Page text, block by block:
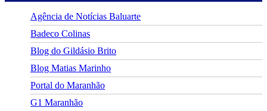
Agência de Notícias Baluarte
Badeco Colinas
Blog do Gildásio Brito
Blog Matias Marinho
Portal do Maranhão
G1 Maranhão